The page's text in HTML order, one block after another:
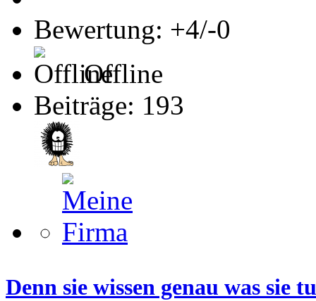
Bewertung: +4/-0
Offline
Beiträge: 193
Denn sie wissen genau was sie